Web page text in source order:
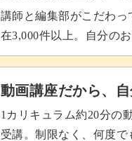
講師と編集部がこだわ
在3,000件以上。自分の
動画講座だから、
1カリキュラム約20分の
受講。制限なく、何度で